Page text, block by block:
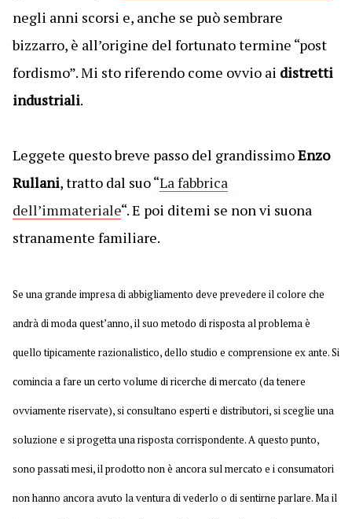
negli anni scorsi e, anche se può sembrare
bizzarro, è all’origine del fortunato termine “post
fordismo”. Mi sto riferendo come ovvio ai distretti
industriali.
Leggete questo breve passo del grandissimoEnzo
Rullani, tratto dal suo “La fabbrica
dell’immateriale“. E poi ditemi se non vi suona
stranamente familiare.
Se una grande impresa di abbigliamento deve prevedere il colore che
andrà di moda quest’anno, il suo metodo di risposta al problema è
quello tipicamente razionalistico, dello studio e comprensione ex ante. Si
comincia a fare un certo volume di ricerche di mercato (da tenere
ovviamente riservate), si consultano esperti e distributori, si sceglie una
soluzione e si progetta una risposta corrispondente. A questo punto,
sono passati mesi, il prodotto non è ancora sul mercato e i consumatori
non hanno ancora avuto la ventura di vederlo o di sentirne parlare. Ma il